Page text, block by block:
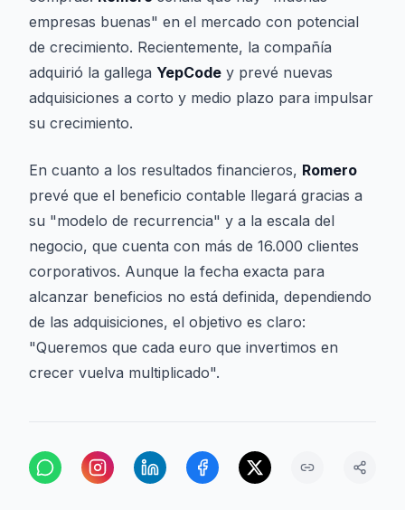
empresas buenas" en el mercado con potencial
de crecimiento. Recientemente, la compañía
adquirió la gallega YepCode y prevé nuevas
adquisiciones a corto y medio plazo para impulsar
su crecimiento.
En cuanto a los resultados financieros, Romero
prevé que el beneficio contable llegará gracias a
su "modelo de recurrencia" y a la escala del
negocio, que cuenta con más de 16.000 clientes
corporativos. Aunque la fecha exacta para
alcanzar beneficios no está definida, dependiendo
de las adquisiciones, el objetivo es claro:
"Queremos que cada euro que invertimos en
crecer vuelva multiplicado".